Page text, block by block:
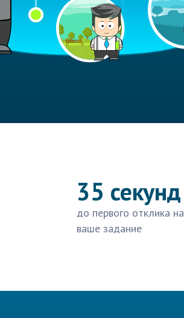
35 секунд
до первого отклика на
ваше задание